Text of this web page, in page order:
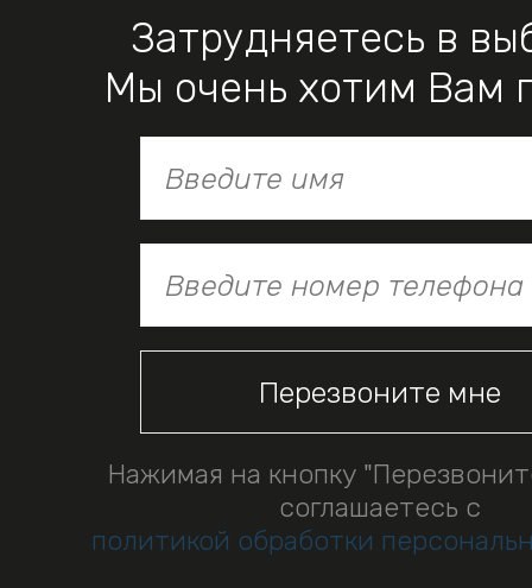
Затрудняетесь в
Мы очень хотим Вам
Нажимая на кнопку
соглашаетесь с
политикой обработки